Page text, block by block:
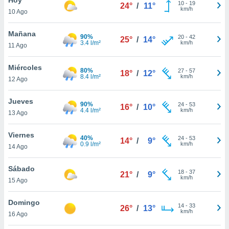
en
más
nuestra
de
cookies
aceptar
10 Ago
24° / 11° 10- 19
km/h
Mañana
11 Ago
90%
3.4 l/m²
25° / 14° 20- 42
km/h
Miércoles
12 Ago
80%
8.4 l/m²
18° / 12° 27- 57
km/h
Jueves
13 Ago
90%
4.4 l/m²
16° / 10° 24- 53
km/h
Viernes
14 Ago
40%
0.9 l/m²
14° / 9° 24- 53
km/h
Sábado
15 Ago
21° / 9° 18- 37
km/h
Domingo
16 Ago
26° / 13° 14- 33
km/h